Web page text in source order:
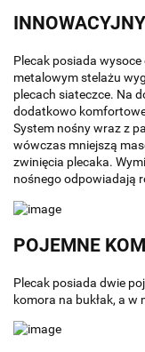
Plecak posiada
metalowym stelażu
plecach siateczce. Na
dodatkowo
System nośny wraz z
wówczas mniejszą
zwinięcia plecaka.
nośnego odpowiadają
POJEMNE
Plecak posiada dwie
komora na bukłak, a w